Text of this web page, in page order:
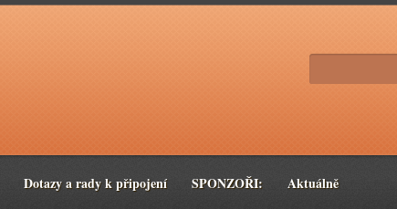
Dotazy a rady k připojení SPONZOŘI: Aktuálně